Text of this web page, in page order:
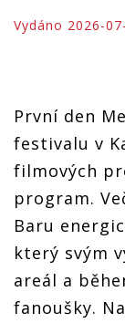
Vydáno 2026-
První den
festivalu v
filmových
program.
Baru
který svým
areál a
fanoušky.